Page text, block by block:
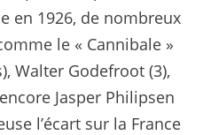
en 1926, de nombreux
le « Cannibale »
Walter Godefroot (3),
Jasper Philipsen
l’écart sur la France